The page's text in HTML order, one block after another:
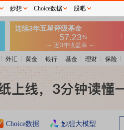
外汇 黄金 银行 基金 理财 保险
Choice数据 妙想大模型
妙想 Choice数据 股吧